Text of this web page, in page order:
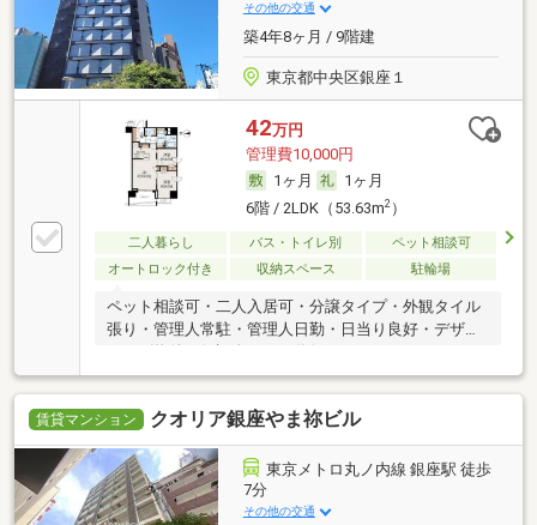
その他の交通
築4年8ヶ月 / 9階建
東京都中央区銀座１
42万円
管理費10,000円
1ヶ月
1ヶ月
6階 / 2LDK（53.63m2）
二人暮らし バス・トイレ別
ペット相談可
オートロック付き
収納スペース 駐輪場
ペット相談可・二人入居可・分譲タイプ・外観タイル
張り・管理人常駐・管理人日勤・日当り良好・デザイ
ナーズ物件・保証人不要／代行
賃貸マンション クオリア銀座やま祢ビル
東京メトロ丸ノ内線 銀座駅 徒歩
7分
その他の交通